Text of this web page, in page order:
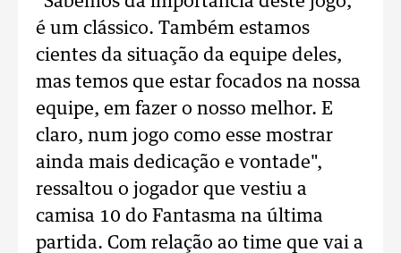
é um clássico. Também estamos
cientes da situação da equipe deles,
mas temos que estar focados na nossa
equipe, em fazer o nosso melhor. E
claro, num jogo como esse mostrar
ainda mais dedicação e vontade",
ressaltou o jogador que vestiu a
camisa 10 do Fantasma na última
partida. Com relação ao time que vai a